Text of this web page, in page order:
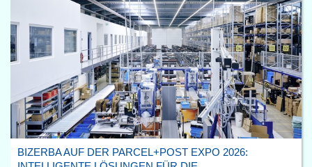
BIZERBA AUF DER PARCEL+POST EXPO 2026: